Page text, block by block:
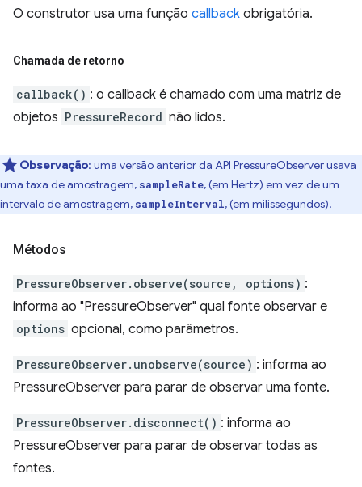
O construtor usa uma função callback obrigatória.
Chamada de retorno
callback() : o callback é chamado com uma matriz de
objetos PressureRecord não lidos.
Observação: uma versão anterior da API PressureObserver usava
uma taxa de amostragem, sampleRate, (em Hertz) em vez de um
intervalo de amostragem, sampleInterval, (em milissegundos).
Métodos
PressureObserver.observe(source, options) :
informa ao "PressureObserver" qual fonte observar e
options opcional, como parâmetros.
PressureObserver.unobserve(source) : informa ao
PressureObserver para parar de observar uma fonte.
PressureObserver.disconnect() : informa ao
PressureObserver para parar de observar todas as
fontes.